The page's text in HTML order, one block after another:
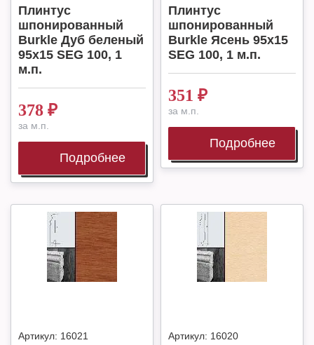
Плинтус
шпонированный
Burkle Дуб беленый
95х15 SEG 100, 1
м.п.
378 ₽
за м.п.
Подробнее
Плинтус
шпонированный
Burkle Ясень 95х15
SEG 100, 1 м.п.
351 ₽
за м.п.
Подробнее
Артикул: 16021 Артикул: 16020